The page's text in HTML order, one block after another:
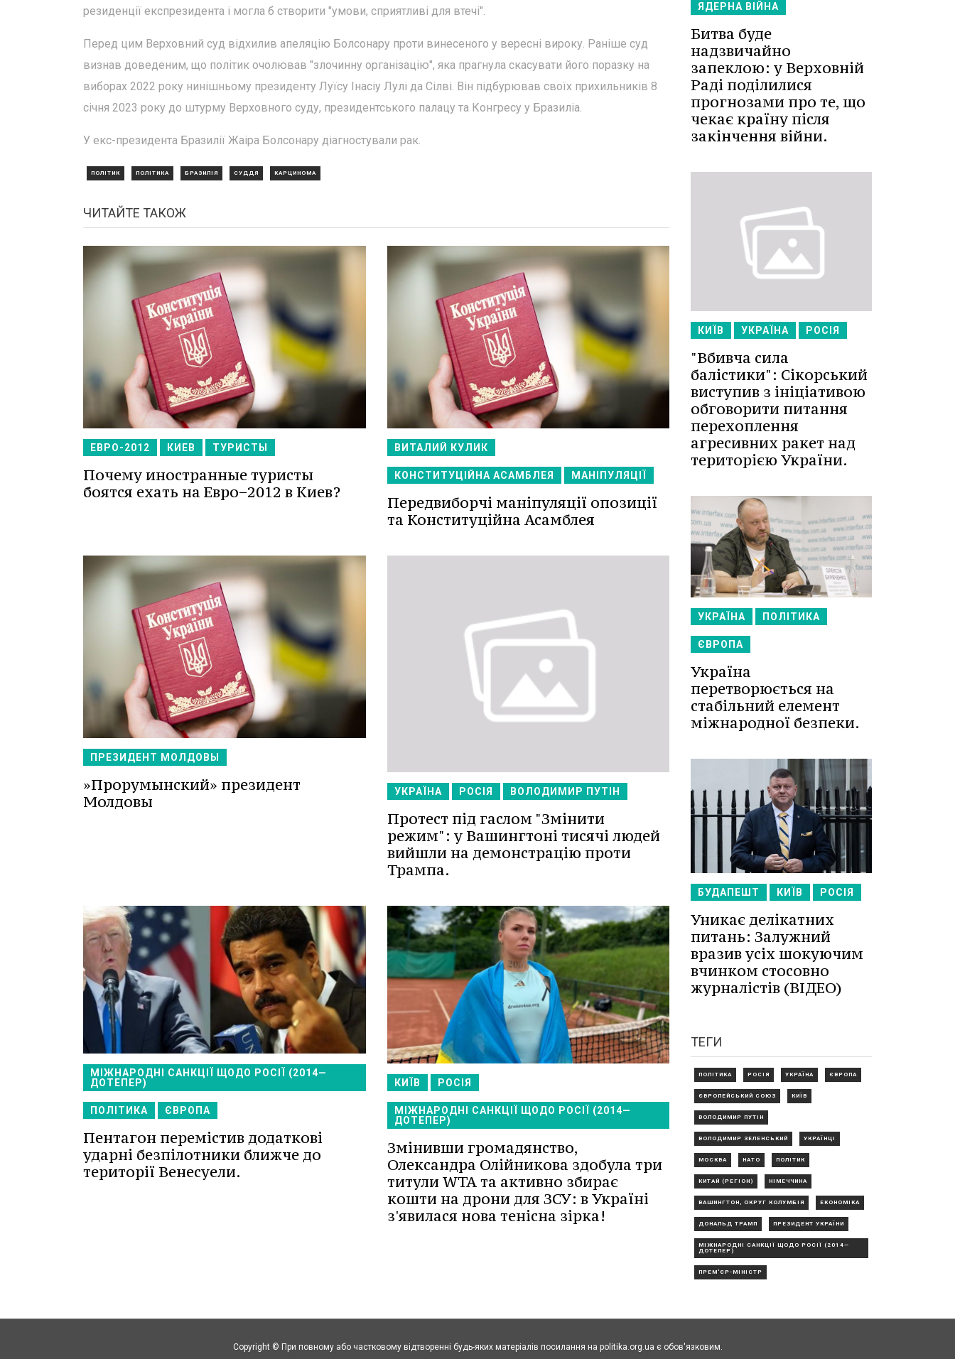
резиденції експрезидента і могла б створити "умови, сприятливі для втечі".
Перед цим Верховний суд відхилив апеляцію Болсонару проти винесеного у вересні вироку. Раніше суд
визнав доведеним, що політик очолював "злочинну організацію", яка прагнула скасувати його поразку на
виборах 2022 року нинішньому президенту Луїсу Інасіу Лулі да Сілві. Він підбурював своїх прихильників 8
січня 2023 року до штурму Верховного суду, президентського палацу та Конгресу у Бразиліа.
У екс-президента Бразилії Жаіра Болсонару діагностували рак.
ПОЛІТИК ПОЛІТИКА БРАЗИЛІЯ СУДДЯ КАРЦИНОМА
ЧИТАЙТЕ ТАКОЖ
ЕВРО-2012 КИЕВ ТУРИСТЫ
Почему иностранные туристы
боятся ехать на Евро−2012 в Киев?
ВИТАЛИЙ КУЛИК
КОНСТИТУЦІЙНА АСАМБЛЕЯ МАНІПУЛЯЦІЇ
Передвиборчі маніпуляції опозиції
та Конституційна Асамблея
ПРЕЗИДЕНТ МОЛДОВЫ
»Прорумынский» президент
Молдовы
УКРАЇНА РОСІЯ ВОЛОДИМИР ПУТІН
Протест під гаслом "Змінити
режим": у Вашингтоні тисячі людей
вийшли на демонстрацію проти
Трампа.
МІЖНАРОДНІ САНКЦІЇ ЩОДО РОСІЇ (2014—
ДОТЕПЕР)
ПОЛІТИКА ЄВРОПА
Пентагон перемістив додаткові
ударні безпілотники ближче до
території Венесуели.
КИЇВ РОСІЯ
МІЖНАРОДНІ САНКЦІЇ ЩОДО РОСІЇ (2014—
ДОТЕПЕР)
Змінивши громадянство,
Олександра Олійникова здобула три
титули WTA та активно збирає
кошти на дрони для ЗСУ: в Україні
з'явилася нова тенісна зірка!
ЯДЕРНА ВІЙНА
Битва буде
надзвичайно
запеклою: у Верховній
Раді поділилися
прогнозами про те, що
чекає країну після
закінчення війни.
КИЇВ УКРАЇНА РОСІЯ
"Вбивча сила
балістики": Сікорський
виступив з ініціативою
обговорити питання
перехоплення
агресивних ракет над
територією України.
УКРАЇНА ПОЛІТИКА
ЄВРОПА
Україна
перетворюється на
стабільний елемент
міжнародної безпеки.
БУДАПЕШТ КИЇВ РОСІЯ
Уникає делікатних
питань: Залужний
вразив усіх шокуючим
вчинком стосовно
журналістів (ВІДЕО)
ТЕГИ
ПОЛІТИКА РОСІЯ УКРАЇНА ЄВРОПА
ЄВРОПЕЙСЬКИЙ СОЮЗ КИЇВ
ВОЛОДИМИР ПУТІН
ВОЛОДИМИР ЗЕЛЕНСЬКИЙ УКРАЇНЦІ
МОСКВА НАТО ПОЛІТИК
КИТАЙ (РЕГІОН) НІМЕЧЧИНА
ВАШИНГТОН, ОКРУГ КОЛУМБІЯ ЕКОНОМІКА
ДОНАЛЬД ТРАМП ПРЕЗИДЕНТ УКРАЇНИ
МІЖНАРОДНІ САНКЦІЇ ЩОДО РОСІЇ (2014—
ДОТЕПЕР)
ПРЕМ'ЄР-МІНІСТР
Copyright © При повному або частковому відтворенні будь-яких матеріалів посилання на politika.org.ua є обов'язковим.